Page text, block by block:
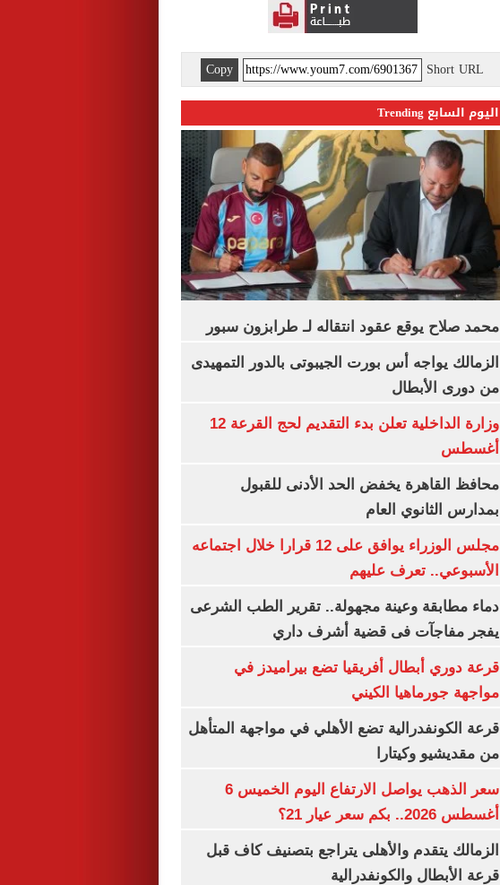
Short URL
Copy
اليوم السابع Trending
محمد صلاح يوقع عقود انتقاله لـ طرابزون سبور
الزمالك يواجه أس بورت الجيبوتى بالدور التمهيدى
من دورى الأبطال
وزارة الداخلية تعلن بدء التقديم لحج القرعة 12
أغسطس
محافظ القاهرة يخفض الحد الأدنى للقبول
بمدارس الثانوي العام
مجلس الوزراء يوافق على 12 قرارا خلال اجتماعه
الأسبوعي.. تعرف عليهم
دماء مطابقة وعينة مجهولة.. تقرير الطب الشرعى
يفجر مفاجآت فى قضية أشرف داري
قرعة دوري أبطال أفريقيا تضع بيراميدز في
مواجهة جورماهيا الكيني
قرعة الكونفدرالية تضع الأهلي في مواجهة المتأهل
من مقديشيو وكيتارا
سعر الذهب يواصل الارتفاع اليوم الخميس 6
أغسطس 2026.. بكم سعر عيار 21؟
الزمالك يتقدم والأهلى يتراجع بتصنيف كاف قبل
قرعة الأبطال والكونفدرالية